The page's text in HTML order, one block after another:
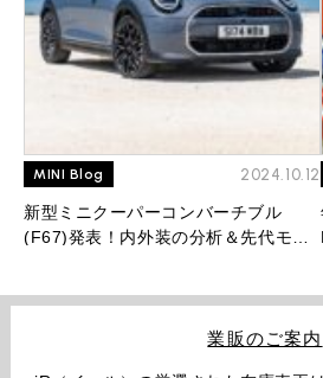
MINI Blog 2024.10.12
新型ミニクーパーコンバーチブル
(F67)発表！内外装の分析＆先代モデ
業販のご案内